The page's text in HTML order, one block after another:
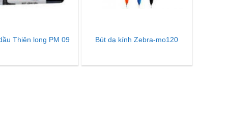
Thiên long PM 09 Bút dạ kính Zebra-mo120